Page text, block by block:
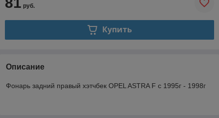
руб.
Купить
Описание
Фонарь задний правый хэтчбек OPEL ASTRA F с 1995г - 1998г